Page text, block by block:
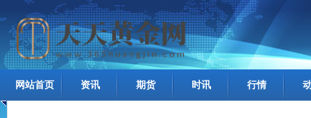
网站首页 资讯 期货 时讯 行情